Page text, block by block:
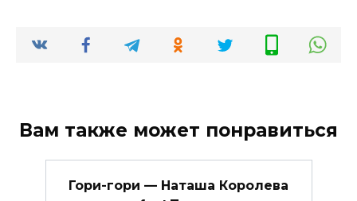
Вам также может понравиться
Гори-гори — Наташа Королева